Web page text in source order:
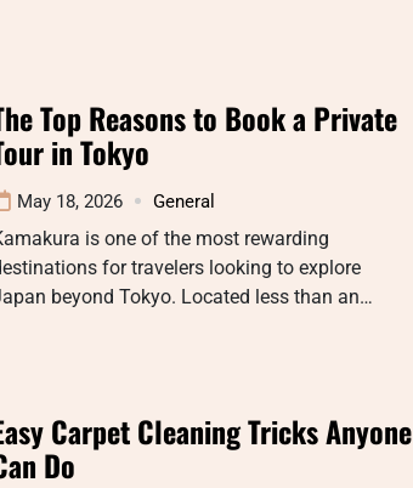
Top Reasons to Book a Private
in Tokyo
May 18, 2026 General
is one of the most rewarding
for travelers looking to explore
beyond Tokyo. Located less than an…
Carpet Cleaning Tricks Anyone
Do